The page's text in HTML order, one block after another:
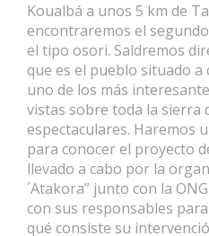
Koualbá a unos 5 km de
encontraremos el
el tipo osori. Saldremos
que es el pueblo situado a
uno de los más
vistas sobre toda la sierra
espectaculares. Haremos
para conocer el proyecto
llevado a cabo por la
´Atakora” junto con la
con sus responsables
qué consiste su